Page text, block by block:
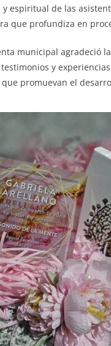
y espiritual de las
que profundiza en
municipal agradeció
y
promuevan el